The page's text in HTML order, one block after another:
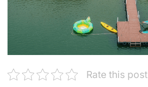
Rate this post